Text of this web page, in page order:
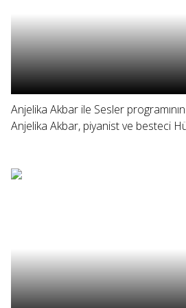
Anjelika Akbar ile Sesler
Anjelika Akbar, piyanist ve besteci